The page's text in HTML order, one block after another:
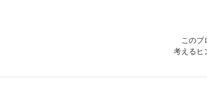
このブ
考えるヒ